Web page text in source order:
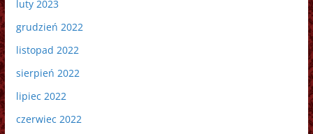
luty 2023
grudzień 2022
listopad 2022
sierpień 2022
lipiec 2022
czerwiec 2022